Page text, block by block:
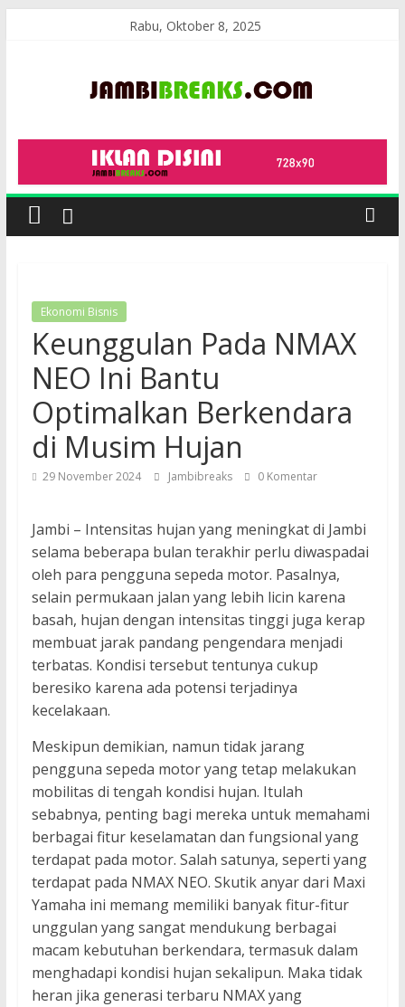
Rabu, Oktober 8, 2025
JambiBreaks
Ekonomi Bisnis
Keunggulan Pada NMAX
NEO Ini Bantu
Optimalkan Berkendara
di Musim Hujan
29 November 2024 Jambibreaks 0 Komentar
Jambi – Intensitas hujan yang meningkat di Jambi
selama beberapa bulan terakhir perlu diwaspadai
oleh para pengguna sepeda motor. Pasalnya,
selain permukaan jalan yang lebih licin karena
basah, hujan dengan intensitas tinggi juga kerap
membuat jarak pandang pengendara menjadi
terbatas. Kondisi tersebut tentunya cukup
beresiko karena ada potensi terjadinya
kecelakaan.
Meskipun demikian, namun tidak jarang
pengguna sepeda motor yang tetap melakukan
mobilitas di tengah kondisi hujan. Itulah
sebabnya, penting bagi mereka untuk memahami
berbagai fitur keselamatan dan fungsional yang
terdapat pada motor. Salah satunya, seperti yang
terdapat pada NMAX NEO. Skutik anyar dari Maxi
Yamaha ini memang memiliki banyak fitur-fitur
unggulan yang sangat mendukung berbagai
macam kebutuhan berkendara, termasuk dalam
menghadapi kondisi hujan sekalipun. Maka tidak
heran jika generasi terbaru NMAX yang